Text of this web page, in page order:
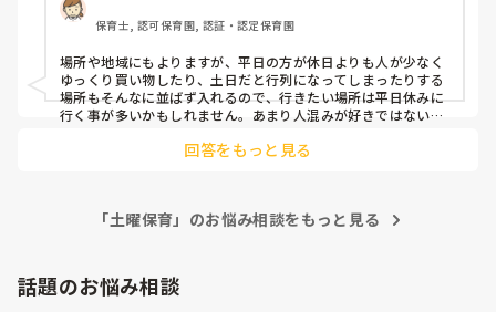
保育士, 認可保育園, 認証・認定保育園
場所や地域にもよりますが、平日の方が休日よりも人が少なく
ゆっくり買い物したり、土日だと行列になってしまったりする
場所もそんなに並ばず入れるので、行きたい場所は平日休みに
行く事が多いかもしれません。あまり人混みが好きではないの
回答をもっと見る
「土曜保育」のお悩み相談をもっと見る
話題のお悩み相談